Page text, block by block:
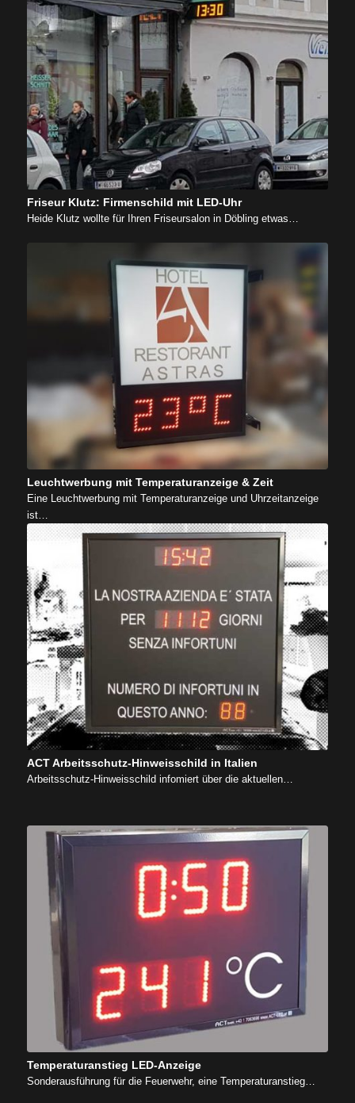
Friseur Klutz: Firmenschild mit LED-Uhr
Heide Klutz wollte für Ihren Friseursalon in Döbling etwas…
Leuchtwerbung mit Temperaturanzeige & Zeit
Eine Leuchtwerbung mit Temperaturanzeige und Uhrzeitanzeige
ist…
ACT Arbeitsschutz-Hinweisschild in Italien
Arbeitsschutz-Hinweisschild infomiert über die aktuellen…
Temperaturanstieg LED-Anzeige
Sonderausführung für die Feuerwehr, eine Temperaturanstieg…